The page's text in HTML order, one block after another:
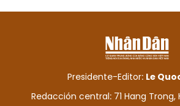
Presidente-Editor: Le
Redacción central: 71 Hang Trong,